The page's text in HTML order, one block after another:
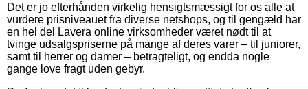
Det er jo efterhånden virkelig hensigtsmæssigt for os alle at
vurdere prisniveauet fra diverse netshops, og til gengæld har
en hel del Lavera online virksomheder været nødt til at
tvinge udsalgspriserne på mange af deres varer – til juniorer,
samt til herrer og damer – betragteligt, og endda nogle
gange love fragt uden gebyr.